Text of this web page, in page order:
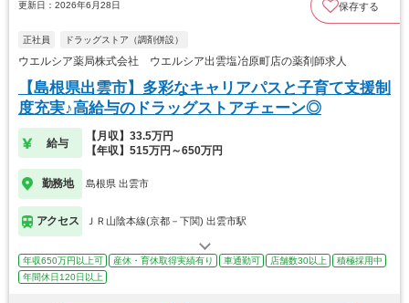
更新日：2026年6月28日 保存する
正社員 ドラッグストア（調剤併設）
ウエルシア薬局株式会社 ウエルシア出雲塩冶原町店の薬剤師求人
【島根県出雲市】多彩なキャリアパスと子育て支援制
度充実♪高給与のドラッグストアチェーン◎
給与
【月収】33.5万円
【年収】515万円～650万円
勤務地 島根県 出雲市
アクセス ＪＲ山陰本線(京都－下関) 出雲市駅
年収650万円以上可 産休・育休取得実績有り 車通勤可 店舗数30以上
積極採用中
年間休日120日以上